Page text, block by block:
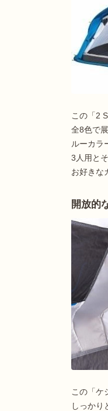
この「2
全8色で
ルーカラ
3人用と
お好きな
開放的
この「ケ
しっかり